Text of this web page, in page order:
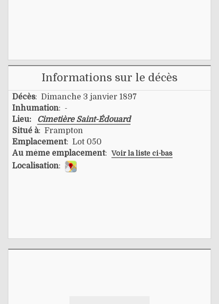
Informations sur le décès
Décès: Dimanche 3 janvier 1897
Inhumation: -
Lieu:
Cimetière Saint-Édouard
Situé à: Frampton
Emplacement: Lot 050
Au même emplacement: Voir la liste ci-bas
Localisation: